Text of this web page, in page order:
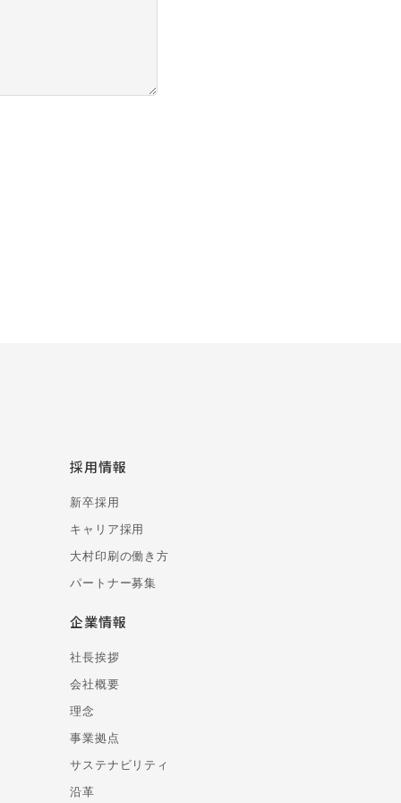
採用情報
新卒採用
キャリア採用
大村印刷の働き方
パートナー募集
企業情報
社長挨拶
会社概要
理念
事業拠点
サステナビリティ
沿革